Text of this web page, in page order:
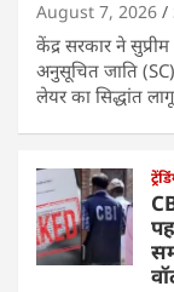
August 7, 2026
केंद्र सरकार ने
अनुसूचित जाति
लेयर का सिद्धांत